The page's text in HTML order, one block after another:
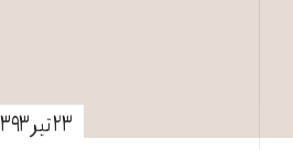
۲۳ تیر ۱۳۹۳